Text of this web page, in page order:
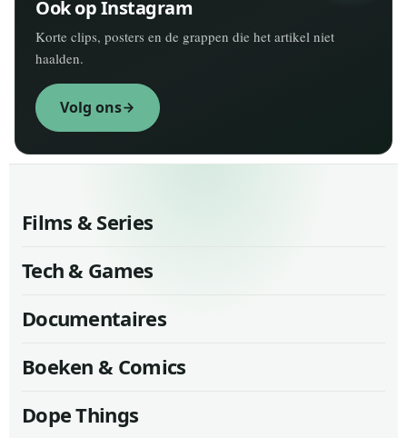
Ook op Instagram
Korte clips, posters en de grappen die het artikel niet
haalden.
Volg ons
Films & Series
Tech & Games
Documentaires
Boeken & Comics
Dope Things